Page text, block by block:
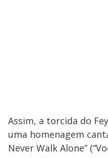
Assim, a torcida do
uma homenagem
Never Walk Alone”